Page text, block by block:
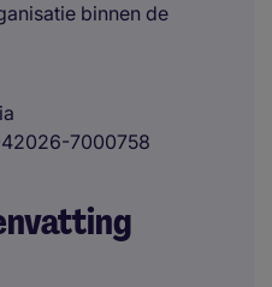
binnen de
7000758